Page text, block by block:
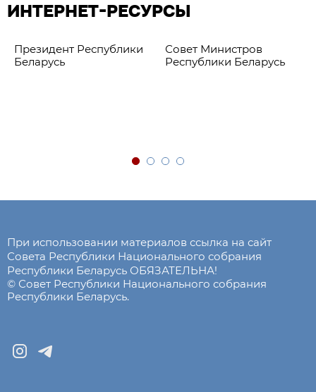
ИНТЕРНЕТ-РЕСУРСЫ
Президент Республики
Беларусь
Совет Министров
Республики Беларусь
При использовании материалов ссылка на сайт
Совета Республики Национального собрания
Республики Беларусь ОБЯЗАТЕЛЬНА!
© Совет Республики Национального собрания
Республики Беларусь.